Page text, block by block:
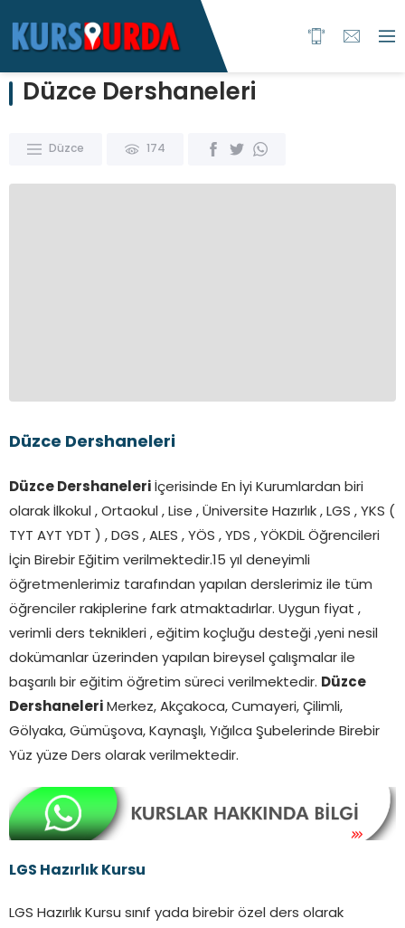
Düzce Dershaneleri
Düzce 174
Düzce Dershaneleri
Düzce Dershaneleri
İçerisinde En İyi Kurumlardan biri
olarak İlkokul , Ortaokul , Lise , Üniversite Hazırlık , LGS , YKS (
TYT AYT YDT ) , DGS , ALES , YÖS , YDS , YÖKDİL Öğrencileri
İçin Birebir Eğitim verilmektedir.15 yıl deneyimli
öğretmenlerimiz tarafından yapılan derslerimiz ile tüm
öğrenciler rakiplerine fark atmaktadırlar. Uygun fiyat ,
verimli ders teknikleri , eğitim koçluğu desteği ,yeni nesil
dokümanlar üzerinden yapılan bireysel çalışmalar ile
başarılı bir eğitim öğretim süreci verilmektedir. Düzce
Dershaneleri
Merkez, Akçakoca, Cumayeri, Çilimli,
Gölyaka, Gümüşova, Kaynaşlı, Yığılca Şubelerinde Birebir
Yüz yüze Ders olarak verilmektedir.
LGS Hazırlık Kursu
LGS Hazırlık Kursu sınıf yada birebir özel ders olarak